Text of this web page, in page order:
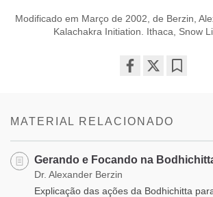
Modificado em Março de 2002, de Berzin,
Kalachakra Initiation. Ithaca, Snow
MATERIAL RELACIONADO
Gerando e Focando na
Dr. Alexander Berzin
Explicação das ações da Bodhichitta